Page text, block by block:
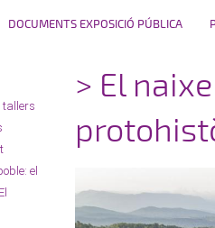
DOCUMENTS EXPOSICIÓ PÚBLICA
tallers
el
> El